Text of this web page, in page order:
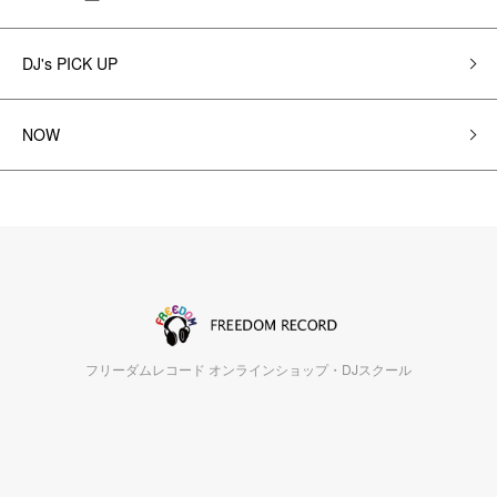
DJ's PICK UP
NOW
フリーダムレコード オンラインショップ・DJスクール